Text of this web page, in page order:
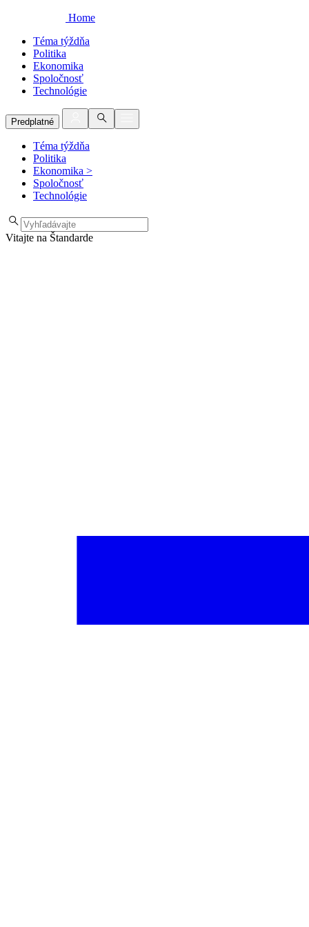
Home
Téma týždňa
Politika
Ekonomika
Spoločnosť
Technológie
Predplatné
Téma týždňa
Politika
Ekonomika >
Spoločnosť
Technológie
Vitajte na Štandarde